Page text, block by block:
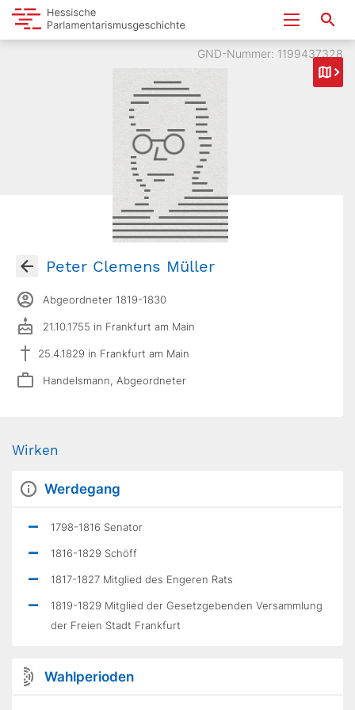
GND-Nummer: 1199437328
Peter Clemens Müller
Abgeordneter 1819-1830
21.10.1755 in Frankfurt am Main
25.4.1829 in Frankfurt am Main
Handelsmann, Abgeordneter
Wirken
Werdegang
1798-1816 Senator
1816-1829 Schöff
1817-1827 Mitglied des Engeren Rats
1819-1829 Mitglied der Gesetzgebenden Versammlung
der Freien Stadt Frankfurt
Wahlperioden